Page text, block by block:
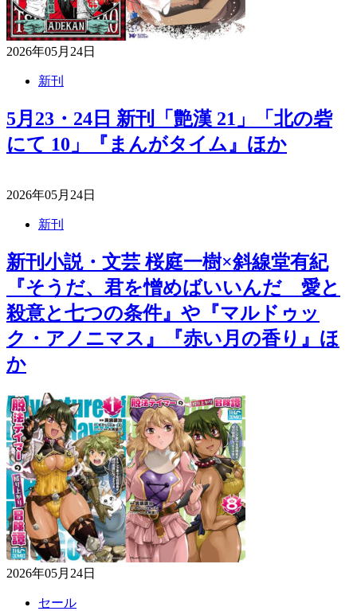
2026年05月24日
新刊
5月23・24日 新刊「艶漢 21」「北の砦
にて 10」『まんがタイム』ほか
2026年05月24日
新刊
新刊小説・文芸 桜庭一樹×斜線堂有紀
『そうだ、君を憎めばいいんだ 愛と
殺意と七つの条件』や『マルドゥッ
ク・アノニマス』『赤い月の香り』ほ
か
2026年05月24日
セール